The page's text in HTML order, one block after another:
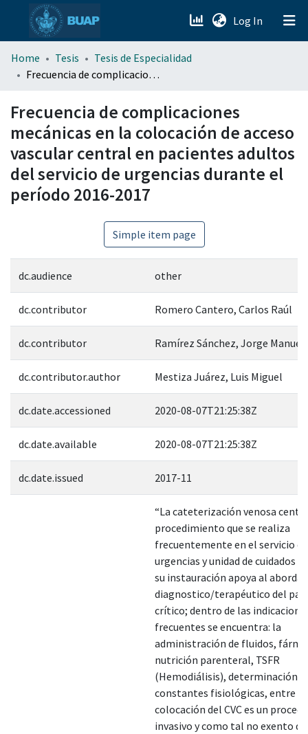
Log In (current)
menu.section.about_menu
Home Tesis
Tesis de Especialidad
Frecuencia de complicaciones mecánicas en la colocación de acceso vascular central en pacientes adultos del servicio de urgencias durante el período 2016-2017
Frecuencia de complicaciones
mecánicas en la colocación de acceso
vascular central en pacientes adultos
del servicio de urgencias durante el
período 2016-2017
Simple item page
dc.audience other
dc.contributor Romero Cantero, Carlos Raúl
dc.contributor Ramírez Sánchez, Jorge Manuel
dc.contributor.author Mestiza Juárez, Luis Miguel
dc.date.accessioned 2020-08-07T21:25:38Z
dc.date.available 2020-08-07T21:25:38Z
dc.date.issued 2017-11
“La cateterización venosa
procedimiento que se realiza
frecuentemente en el servicio de
urgencias y unidad de cuidados
su instauración apoya al
diagnostico/terapéutico del
crítico; dentro de las
frecuentes se encuentra: la
administración de fluidos,
nutrición parenteral, TSFR
(Hemodiálisis), determinación
constantes fisiológicas, entre
colocación del CVC es un
invasivo y como tal no exento de